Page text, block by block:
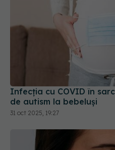
Infecția cu COVID în
de autism la bebeluși
31 oct 2025, 19:27